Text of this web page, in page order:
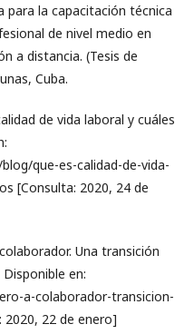
para la capacitación técnica
de nivel medio en
a distancia. (Tesis de
Cuba.
de vida laboral y cuáles
que-es-calidad-de-vida-
[Consulta: 2020, 24 de
Una transición
en:
a-colaborador-transicion-
22 de enero]